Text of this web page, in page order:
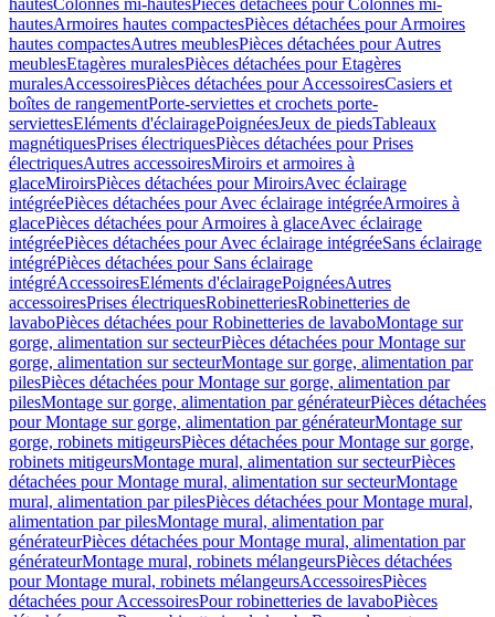
hautesColonnes mi-hautesPièces détachées pour Colonnes mi-
hautesArmoires hautes compactesPièces détachées pour Armoires
hautes compactesAutres meublesPièces détachées pour Autres
meublesEtagères muralesPièces détachées pour Etagères
muralesAccessoiresPièces détachées pour AccessoiresCasiers et
boîtes de rangementPorte-serviettes et crochets porte-
serviettesEléments d'éclairagePoignéesJeux de piedsTableaux
magnétiquesPrises électriquesPièces détachées pour Prises
électriquesAutres accessoiresMiroirs et armoires à
glaceMiroirsPièces détachées pour MiroirsAvec éclairage
intégréePièces détachées pour Avec éclairage intégréeArmoires à
glacePièces détachées pour Armoires à glaceAvec éclairage
intégréePièces détachées pour Avec éclairage intégréeSans éclairage
intégréPièces détachées pour Sans éclairage
intégréAccessoiresEléments d'éclairagePoignéesAutres
accessoiresPrises électriquesRobinetteriesRobinetteries de
lavaboPièces détachées pour Robinetteries de lavaboMontage sur
gorge, alimentation sur secteurPièces détachées pour Montage sur
gorge, alimentation sur secteurMontage sur gorge, alimentation par
pilesPièces détachées pour Montage sur gorge, alimentation par
pilesMontage sur gorge, alimentation par générateurPièces détachées
pour Montage sur gorge, alimentation par générateurMontage sur
gorge, robinets mitigeursPièces détachées pour Montage sur gorge,
robinets mitigeursMontage mural, alimentation sur secteurPièces
détachées pour Montage mural, alimentation sur secteurMontage
mural, alimentation par pilesPièces détachées pour Montage mural,
alimentation par pilesMontage mural, alimentation par
générateurPièces détachées pour Montage mural, alimentation par
générateurMontage mural, robinets mélangeursPièces détachées
pour Montage mural, robinets mélangeursAccessoiresPièces
détachées pour AccessoiresPour robinetteries de lavaboPièces